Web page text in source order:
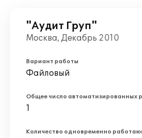
"Аудит Груп"
Москва, Декабрь 2010
Вариант работы
Файловый
Общее число автоматизированных
1
Количество одновременно